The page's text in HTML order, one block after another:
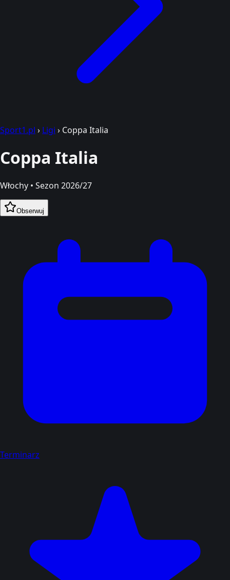
Sport1.pl › Ligi › Coppa Italia
Coppa Italia
Włochy • Sezon 2026/27
Obserwuj
Terminarz